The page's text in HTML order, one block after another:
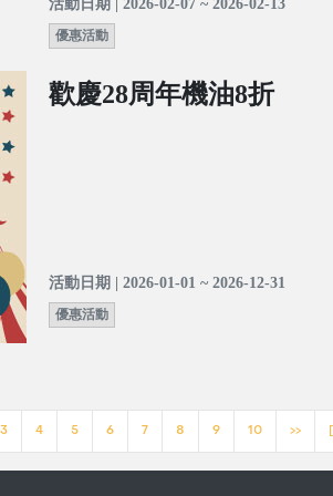
活動日期 | 2026-02-07 ~ 2026-02-13
優惠活動
歡慶28周年機油8折
活動日期 | 2026-01-01 ~ 2026-12-31
優惠活動
3 4 5 6 7 8 9 10 >>